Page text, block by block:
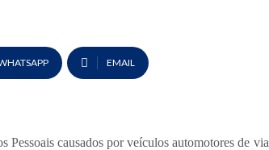
EMAIL
causados por veículos automotores de via